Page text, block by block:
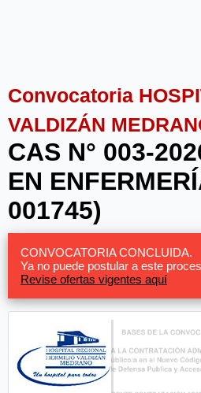
Convocatoria
VALDIZÁN
CAS N° 003-
EN
001745)
CONVOCATORIA CONCLUIDA.
Ya no puede postular a este
Revise ofertas vigentes aquí